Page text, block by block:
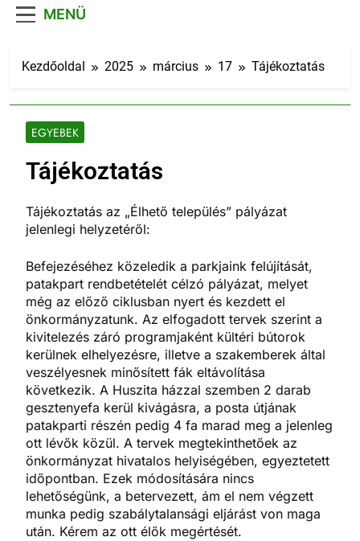
MENÜ
Kezdőoldal 2025 március 17 Tájékoztatás
EGYEBEK
Tájékoztatás
Tájékoztatás az „Élhető település” pályázat
jelenlegi helyzetéről:
Befejezéséhez közeledik a parkjaink felújítását,
patakpart rendbetételét célzó pályázat, melyet
még az előző ciklusban nyert és kezdett el
önkormányzatunk. Az elfogadott tervek szerint a
kivitelezés záró programjaként kültéri bútorok
kerülnek elhelyezésre, illetve a szakemberek által
veszélyesnek minősített fák eltávolítása
következik. A Huszita házzal szemben 2 darab
gesztenyefa kerül kivágásra, a posta útjának
patakparti részén pedig 4 fa marad meg a jelenleg
ott lévők közül. A tervek megtekinthetőek az
önkormányzat hivatalos helyiségében, egyeztetett
időpontban. Ezek módosítására nincs
lehetőségünk, a betervezett, ám el nem végzett
munka pedig szabálytalansági eljárást von maga
után. Kérem az ott élők megértését.